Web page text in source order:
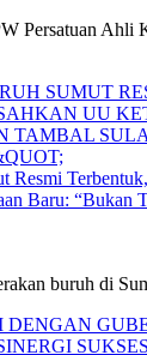
Persatuan Ahli
Resmi
Baru: “Bukan
buruh di